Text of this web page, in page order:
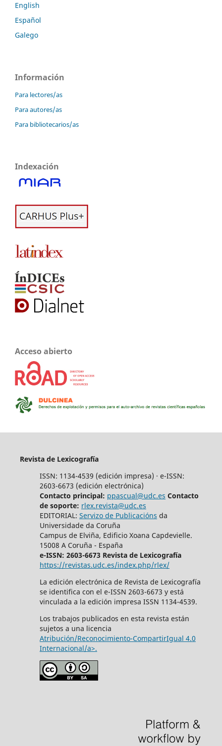
English
Español
Galego
Información
Para lectores/as
Para autores/as
Para bibliotecarios/as
Indexación
Acceso abierto
Revista de Lexicografía
ISSN: 1134-4539 (edición impresa) · e-ISSN:
2603-6673 (edición electrónica)
Contacto principal: ppascual@udc.es Contacto
de soporte: rlex.revista@udc.es
EDITORIAL: Servizo de Publicacións da
Universidade da Coruña
Campus de Elviña, Edificio Xoana Capdevielle.
15008 A Coruña - España
e-ISSN: 2603-6673 Revista de Lexicografía
https://revistas.udc.es/index.php/rlex/
La edición electrónica de Revista de Lexicografía
se identifica con el e-ISSN 2603-6673 y está
vinculada a la edición impresa ISSN 1134-4539.
Los trabajos publicados en esta revista están
sujetos a una licencia
Atribución/Reconocimiento-CompartirIgual 4.0
Internacional/a>.